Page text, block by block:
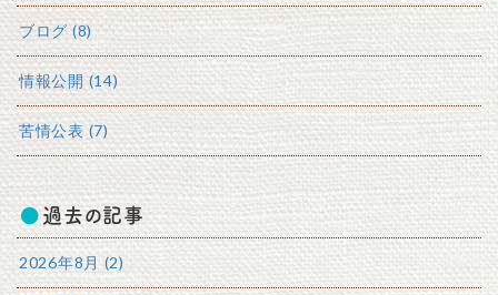
ブログ (8)
情報公開 (14)
苦情公表 (7)
過去の記事
2026年8月 (2)